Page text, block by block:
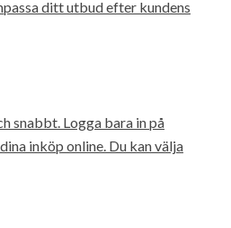
ditt utbud efter kundens
snabbt. Logga bara in på
inköp online. Du kan välja